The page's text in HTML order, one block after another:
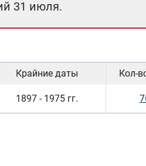
31 июля.
Крайние даты Кол-
1897 - 1975 гг.